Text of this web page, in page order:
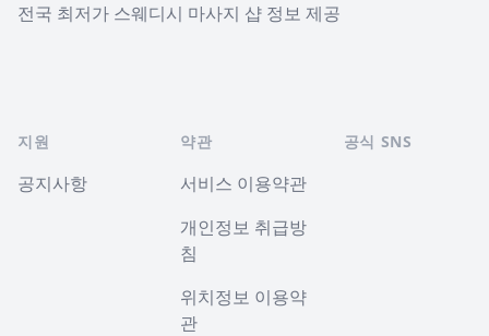
전국 최저가 스웨디시 마사지 샵 정보 제공
지원
공지사항
약관
서비스 이용약관
개인정보 취급방
침
위치정보 이용약
관
공식 SNS